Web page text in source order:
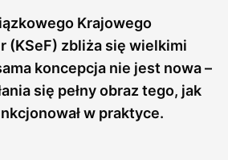
Krajowego
(KSeF) zbliża się wielkimi
koncepcja nie jest nowa –
się pełny obraz tego, jak
w praktyce.